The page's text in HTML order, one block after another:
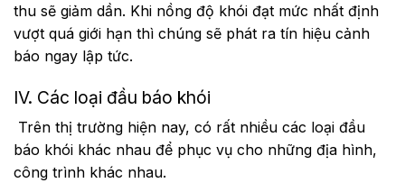
thu sẽ giảm dần. Khi nồng độ khói đạt mức nhất định
vượt quá giới hạn thì chúng sẽ phát ra tín hiệu cảnh
báo ngay lập tức.
IV. Các loại đầu báo khói
Trên thị trường hiện nay, có rất nhiều các loại đầu
báo khói khác nhau để phục vụ cho những địa hình,
công trình khác nhau.